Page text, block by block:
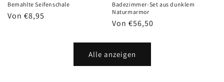
Bemahlte Seifenschale
Normaler
Von €8,95
Badezimmer-Set aus dunklem
Naturmarmor
Normaler
Von €56,50
Alle anzeigen